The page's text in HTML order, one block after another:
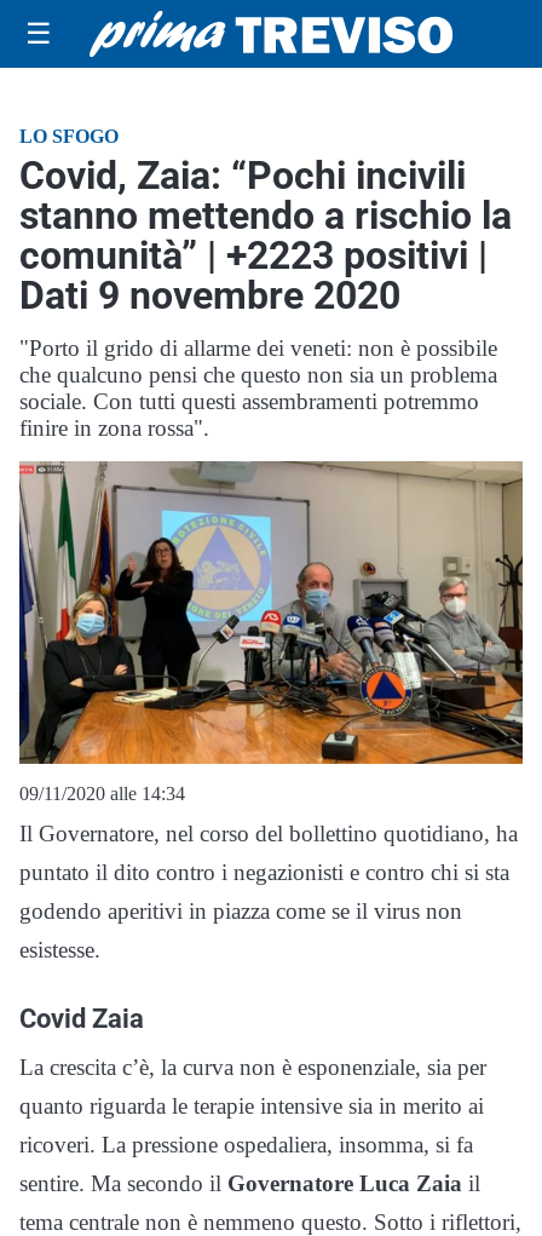
☰
LO SFOGO
Covid, Zaia: “Pochi incivili
stanno mettendo a rischio la
comunità” | +2223 positivi |
Dati 9 novembre 2020
"Porto il grido di allarme dei veneti: non è possibile
che qualcuno pensi che questo non sia un problema
sociale. Con tutti questi assembramenti potremmo
finire in zona rossa".
09/11/2020 alle 14:34
Il Governatore, nel corso del bollettino quotidiano, ha
puntato il dito contro i negazionisti e contro chi si sta
godendo aperitivi in piazza come se il virus non
esistesse.
Covid Zaia
La crescita c’è, la curva non è esponenziale, sia per
quanto riguarda le terapie intensive sia in merito ai
ricoveri. La pressione ospedaliera, insomma, si fa
sentire. Ma secondo il Governatore Luca Zaia il
tema centrale non è nemmeno questo. Sotto i riflettori,